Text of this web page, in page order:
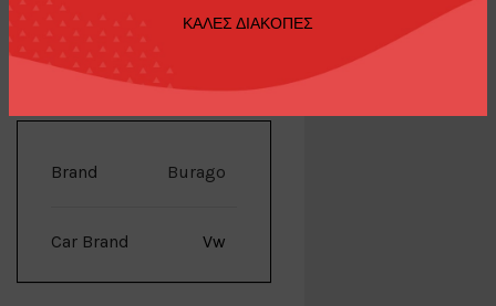
ΚΑΛΕΣ ΔΙΑΚΟΠΕΣ
ΕΠΙΠΛΈΟΝ ΠΛΗΡΟΦΟΡΊΕΣ
Brand Burago
Car Brand Vw